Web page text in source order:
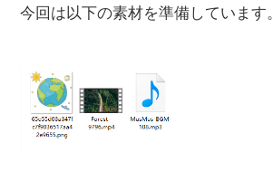
今回は以下の素材を準備しています。